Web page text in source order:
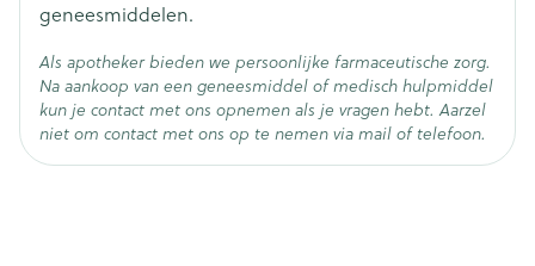
geneesmiddelen.
Als apotheker bieden we persoonlijke farmaceutische zorg.
Na aankoop van een geneesmiddel of medisch hulpmiddel
kun je contact met ons opnemen als je vragen hebt. Aarzel
niet om contact met ons op te nemen via mail of telefoon.